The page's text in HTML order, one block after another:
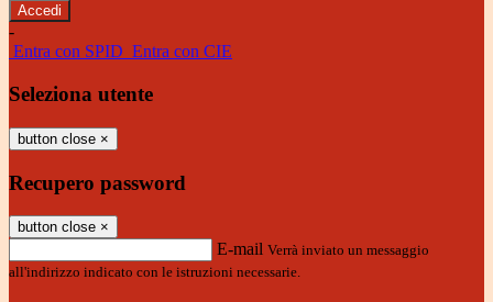
-
Entra con SPID Entra con CIE
Seleziona utente
button close ×
Recupero password
button close ×
E-mail Verrà inviato un messaggio
all'indirizzo indicato con le istruzioni necessarie.